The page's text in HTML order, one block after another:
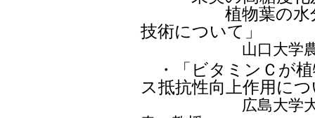
植物葉の水分ス
技術について」
山口大
・「ビタミンＣが植
ス抵抗性向上作用に
広島大学